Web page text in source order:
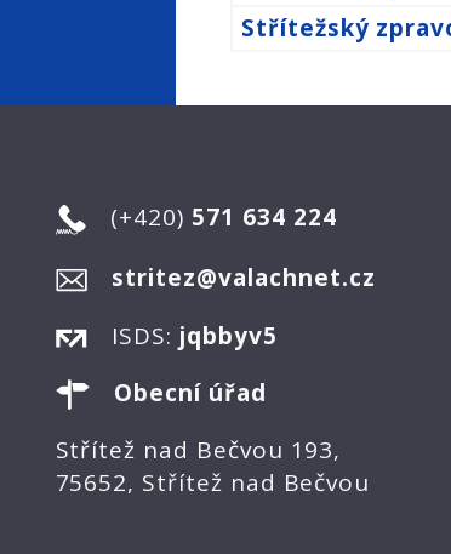
Střítežský
(+420) 571 634 224
stritez@valachnet.cz
ISDS: jqbbyv5
Obecní úřad
Střítež nad Bečvou 193,
75652, Střítež nad Bečvou